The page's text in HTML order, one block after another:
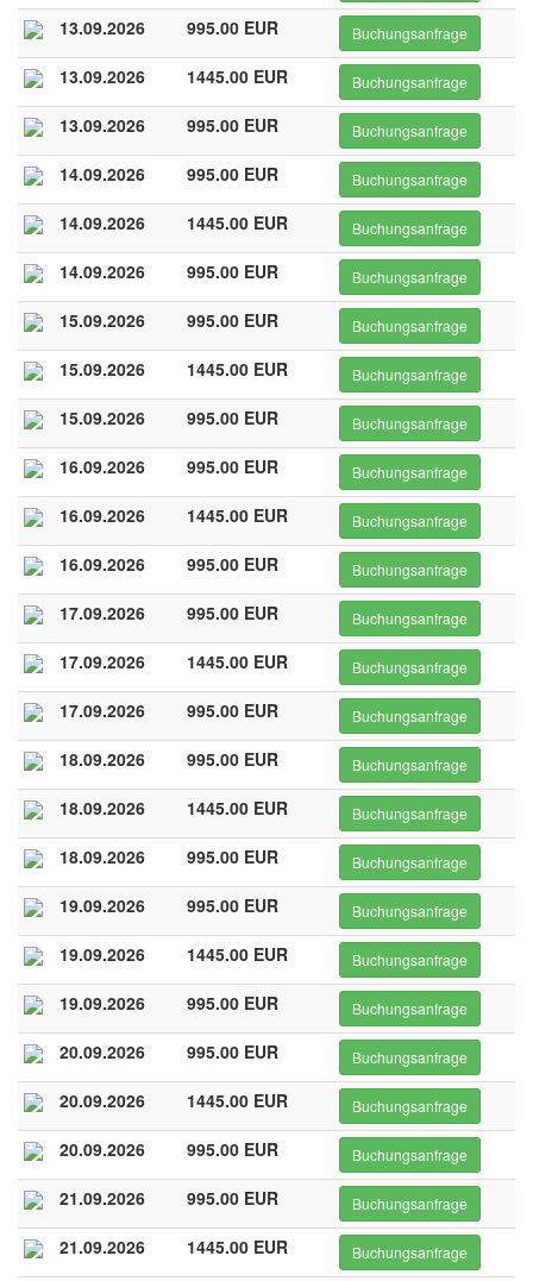
13.09.2026 995.00 EUR Buchungsanfrage
13.09.2026 1445.00 EUR Buchungsanfrage
13.09.2026 995.00 EUR Buchungsanfrage
14.09.2026 995.00 EUR Buchungsanfrage
14.09.2026 1445.00 EUR Buchungsanfrage
14.09.2026 995.00 EUR Buchungsanfrage
15.09.2026 995.00 EUR Buchungsanfrage
15.09.2026 1445.00 EUR Buchungsanfrage
15.09.2026 995.00 EUR Buchungsanfrage
16.09.2026 995.00 EUR Buchungsanfrage
16.09.2026 1445.00 EUR Buchungsanfrage
16.09.2026 995.00 EUR Buchungsanfrage
17.09.2026 995.00 EUR Buchungsanfrage
17.09.2026 1445.00 EUR Buchungsanfrage
17.09.2026 995.00 EUR Buchungsanfrage
18.09.2026 995.00 EUR Buchungsanfrage
18.09.2026 1445.00 EUR Buchungsanfrage
18.09.2026 995.00 EUR Buchungsanfrage
19.09.2026 995.00 EUR Buchungsanfrage
19.09.2026 1445.00 EUR Buchungsanfrage
19.09.2026 995.00 EUR Buchungsanfrage
20.09.2026 995.00 EUR Buchungsanfrage
20.09.2026 1445.00 EUR Buchungsanfrage
20.09.2026 995.00 EUR Buchungsanfrage
21.09.2026 995.00 EUR Buchungsanfrage
21.09.2026 1445.00 EUR Buchungsanfrage